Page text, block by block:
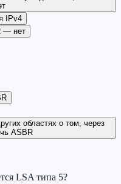
IPv4
— нет
областях о том, через
ASBR
LSA типа 5?